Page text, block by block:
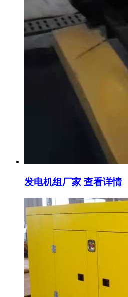
发电机组厂家 查看详情